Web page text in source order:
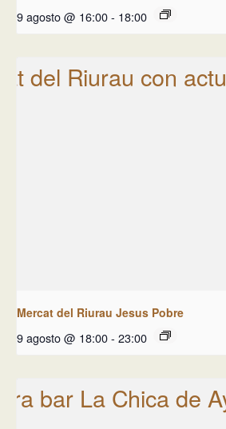
9 agosto @ 16:00- 18:00
Mercat del Riurau Jesus Pobre
9 agosto @ 18:00- 23:00